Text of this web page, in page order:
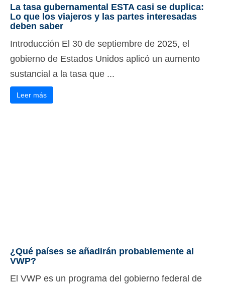
La tasa gubernamental ESTA casi se duplica:
Lo que los viajeros y las partes interesadas
deben saber
Introducción El 30 de septiembre de 2025, el
gobierno de Estados Unidos aplicó un aumento
sustancial a la tasa que ...
Leer más
¿Qué países se añadirán probablemente al
VWP?
El VWP es un programa del gobierno federal de